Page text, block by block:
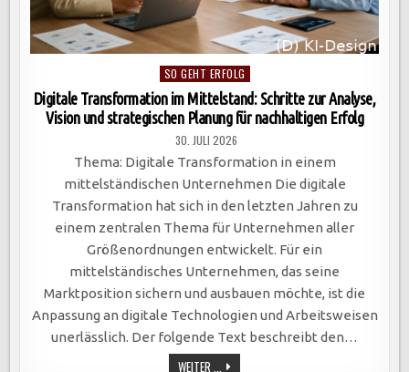
Posted
in
SO GEHT ERFOLG
Digitale Transformation im Mittelstand: Schritte zur Analyse,
Vision und strategischen Planung für nachhaltigen Erfolg
30. JULI 2026
Thema: Digitale Transformation in einem
mittelständischen Unternehmen Die digitale
Transformation hat sich in den letzten Jahren zu
einem zentralen Thema für Unternehmen aller
Größenordnungen entwickelt. Für ein
mittelständisches Unternehmen, das seine
Marktposition sichern und ausbauen möchte, ist die
Anpassung an digitale Technologien und Arbeitsweisen
unerlässlich. Der folgende Text beschreibt den…
WEITER ... DIGITALE